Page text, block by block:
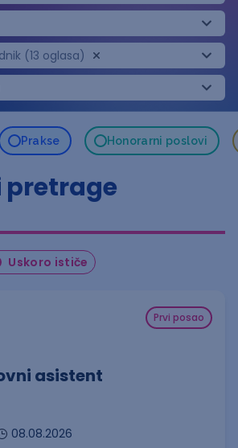
(13 oglasa)
Prakse Honorarni poslovi
pretrage
Uskoro ističe
Prvi posao
asistent
08.08.2026